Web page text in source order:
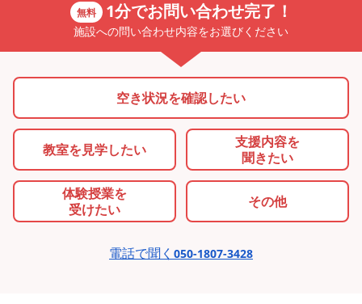
無料 1分でお問い合わせ完了！
施設への問い合わせ内容をお選びください
空き状況を確認したい
教室を見学したい
支援内容を
聞きたい
体験授業を
受けたい
その他
電話で聞く 050-1807-3428